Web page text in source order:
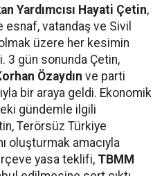
Yardımcısı Hayati Çetin,
esnaf, vatandaş ve Sivil
üzere her kesimin
3 gün sonunda Çetin,
Özaydın ve parti
bir araya geldi. Ekonomik
gündemle ilgili
Terörsüz Türkiye
oluşturmak amacıyla
yasa teklifi, TBMM